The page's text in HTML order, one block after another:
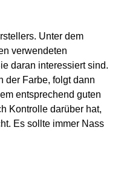
Unter dem
verwendeten
daran interessiert sind.
der Farbe, folgt dann
entsprechend guten
Kontrolle darüber hat,
Es sollte immer Nass